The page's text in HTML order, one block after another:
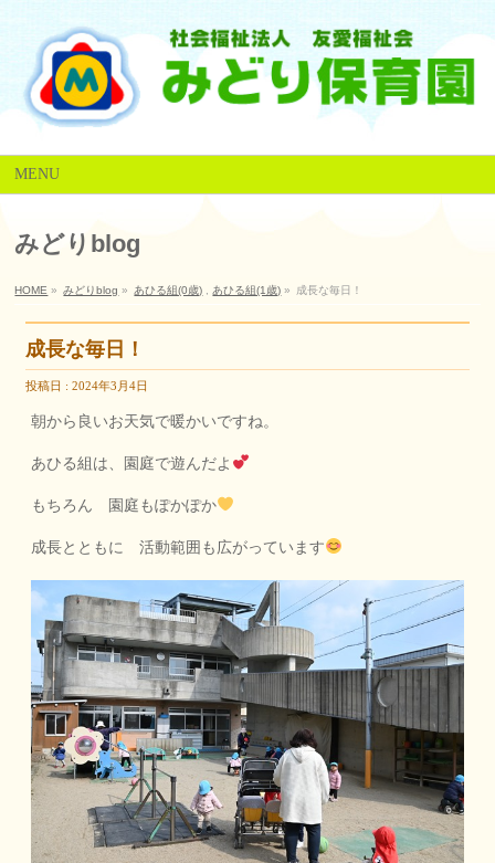
MENU
みどりblog
HOME » みどりblog » あひる組(0歳) あひる組(1歳) » 成長な毎日！
成長な毎日！
投稿日 : 2024年3月4日
朝から良いお天気で暖かいですね。
あひる組は、園庭で遊んだよ
もちろん 園庭もぽかぽか
成長とともに 活動範囲も広がっています